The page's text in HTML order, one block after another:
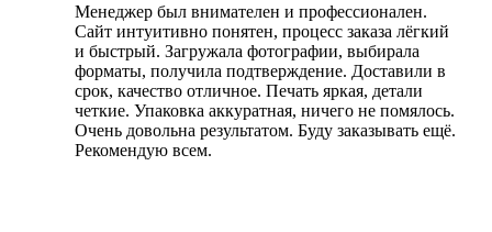
Менеджер был внимателен и профессионален.
Сайт интуитивно понятен, процесс заказа лёгкий
и быстрый. Загружала фотографии, выбирала
форматы, получила подтверждение. Доставили в
срок, качество отличное. Печать яркая, детали
четкие. Упаковка аккуратная, ничего не помялось.
Очень довольна результатом. Буду заказывать ещё.
Рекомендую всем.